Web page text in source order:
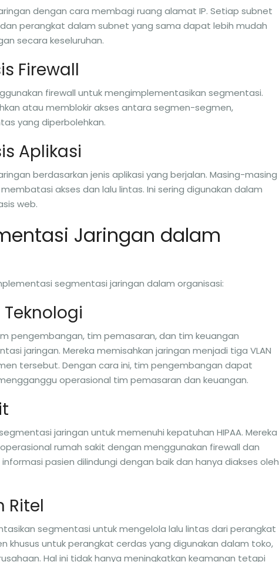
dengan cara membagi ruang alamat IP. Setiap subnet
perangkat dalam subnet yang sama dapat lebih mudah
secara keseluruhan.
Firewall
firewall untuk mengimplementasikan segmentasi.
atau memblokir akses antara segmen-segmen,
yang diperbolehkan.
Aplikasi
berdasarkan jenis aplikasi yang berjalan. Masing-masing
akses dan lalu lintas. Ini sering digunakan dalam
web.
Jaringan dalam
segmentasi jaringan dalam organisasi:
pengembangan, tim pemasaran, dan tim keuangan
jaringan. Mereka memisahkan jaringan menjadi tiga VLAN
tersebut. Dengan cara ini, tim pengembangan dapat
operasional tim pemasaran dan keuangan.
jaringan untuk memenuhi kepatuhan HIPAA. Mereka
rumah sakit dengan menggunakan firewall dan
pasien dilindungi dengan baik dan hanya diakses oleh
Ritel
segmentasi untuk mengelola lalu lintas dari perangkat
khusus untuk perangkat cerdas yang digunakan dalam toko,
Hal ini tidak hanya meningkatkan keamanan tetapi